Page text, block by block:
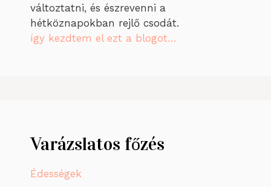
változtatni, és észrevenni a
hétköznapokban rejlő csodát.
így kezdtem el ezt a blogot…
Varázslatos főzés
Édességek